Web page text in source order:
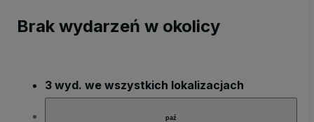
Brak wydarzeń w okolicy
3 wyd. we wszystkich lokalizacjach
paź